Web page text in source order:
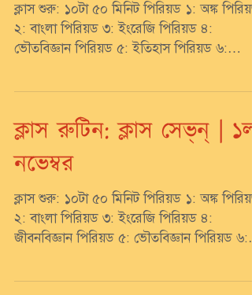
ক্লাস শুরু: ১০টা ৫০ মিনিট পিরিয়ড ১: অঙ্ক পিরিয়ড
২: বাংলা পিরিয়ড ৩: ইংরেজি পিরিয়ড ৪:
ভৌতবিজ্ঞান পিরিয়ড ৫: ইতিহাস পিরিয়ড ৬:
ক্লাস রুটিন: ক্লাস সেভ্‌ন্‌ | ১লা
নভেম্বর
ক্লাস শুরু: ১০টা ৫০ মিনিট পিরিয়ড ১: অঙ্ক পিরিয়ড
২: বাংলা পিরিয়ড ৩: ইংরেজি পিরিয়ড ৪:
জীবনবিজ্ঞান পিরিয়ড ৫: ভৌতবিজ্ঞান পিরিয়ড ৬: